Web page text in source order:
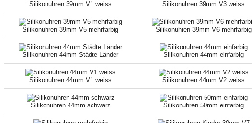
Silikonuhren 39mm V1 weiss Silikonuhren 39mm V3 weiss
Silikonuhren 39mm V5 mehrfarbig Silikonuhren 39mm V6 mehrfarbig
Silikonuhren 44mm Städte Länder Silikonuhren 44mm einfarbig
Silikonuhren 44mm V1 weiss Silikonuhren 44mm V2 weiss
Silikonuhren 44mm schwarz Silikonuhren 50mm einfarbig